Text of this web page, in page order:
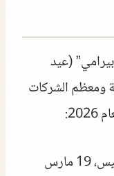
(عيد
ومعظم الشركات
الخميس، 19 مارس